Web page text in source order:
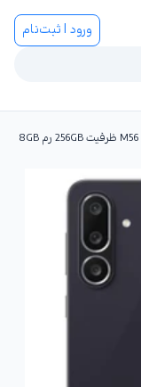
ورود | ثبت‌نام